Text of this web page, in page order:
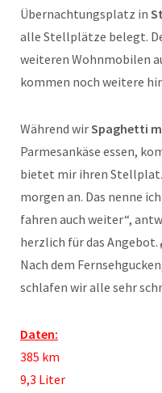
Übernachtungsplatz in
alle Stellplätze belegt.
weiteren Wohnmobilen
kommen noch weitere
Während wirSpaghetti
Parmesankäse essen,
bietet mir ihren
morgen an. Das nenne
fahren auch weiter“,
herzlich für das Angebot.
Nach dem
schlafen wir alle sehr
Daten:
385 km
9,3 Liter